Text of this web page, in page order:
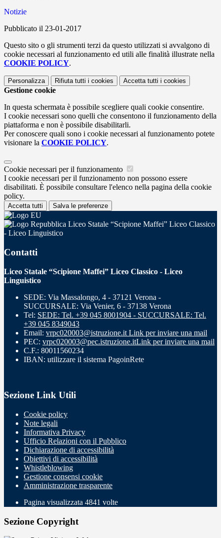
Notizie
Pubblicato il 23-01-2017
Questo sito o gli strumenti terzi da questo utilizzati si avvalgono di
cookie necessari al funzionamento ed utili alle finalità illustrate nella
COOKIE POLICY.
Personalizza Rifiuta tutti i cookies Accetta tutti i cookies
Gestione cookie
In questa schermata è possibile scegliere quali cookie consentire.
I cookie necessari sono quelli che consentono il funzionamento della
piattaforma e non è possibile disabilitarli.
Per conoscere quali sono i cookie necessari al funzionamento potete
visionare la COOKIE POLICY.
Cookie necessari per il funzionamento
I cookie necessari per il funzionamento non possono essere
disabilitati. È possibile consultare l'elenco nella pagina della cookie
policy.
Accetta tutti Salva le preferenze
Liceo Statale “Scipione Maffei” Liceo Classico
- Liceo Linguistico
Contatti
Liceo Statale “Scipione Maffei” Liceo Classico - Liceo
Linguistico
SEDE: Via Massalongo, 4 - 37121 Verona -
SUCCURSALE: Via Venier, 6 - 37138 Verona
Tel: SEDE: Tel. +39 045 8001904 - SUCCURSALE: Tel.
+39 045 8349043
Email: vrpc020003@istruzione.it Link per inviare una mail
PEC: vrpc020003@pec.istruzione.itLink per inviare una mail
C.F.: 80011560234
IBAN: utilizzare il sistema PagoinRete
Sezione Link Utili
Cookie policy
Note legali
Informativa Privacy
Ufficio Relazioni con il Pubblico
Dichiarazione di accessibilità
Obiettivi di accessibilità
Whistleblowing
Gestione consensi cookie
Amministrazione trasparente
Pagina visualizzata 4841 volte
Sezione Copyright